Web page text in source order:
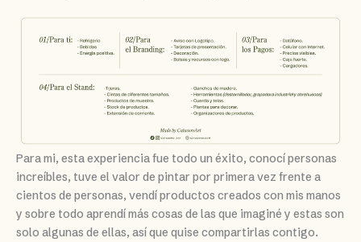
Para mi, esta experiencia fue todo un éxito, conocí personas
increíbles, tuve el valor de pintar por primera vez frente a
cientos de personas, vendí productos creados con mis manos
y sobre todo aprendí más cosas de las que imaginé y estas son
solo algunas de ellas, así que quise compartirlas contigo.